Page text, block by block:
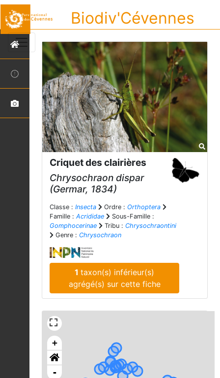
Biodiv'Cévennes
Criquet des clairières
Chrysochraon dispar
(Germar, 1834)
Classe : Insecta Ordre : Orthoptera
Famille : Acrididae
Sous-Famille :
Gomphocerinae
Tribu : Chrysochraontini
Genre : Chrysochraon
1taxon(s) inférieur(s)
agrégé(s) sur cette fiche
+
-